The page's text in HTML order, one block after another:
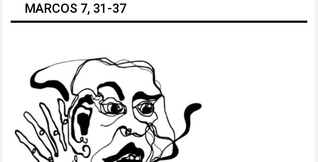
MARCOS 7, 31-37